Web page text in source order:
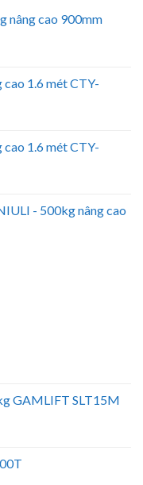
nâng cao 900mm
cao 1.6 mét CTY-
cao 1.6 mét CTY-
- 500kg nâng cao
GAMLIFT SLT15M